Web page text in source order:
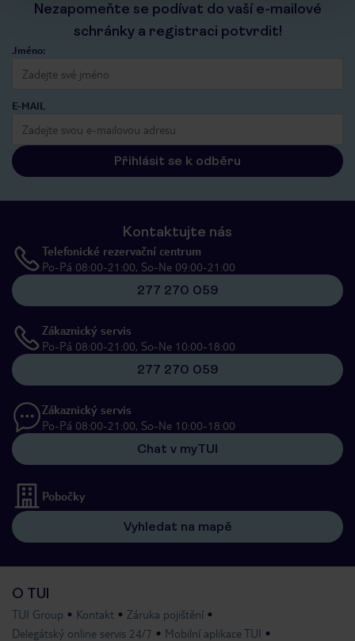
Nezapomeňte se podívat do vaší e-mailové
schránky a registraci potvrdit!
Jméno:
E-MAIL
Přihlásit se k odběru
Kontaktujte nás
Telefonické rezervační centrum
Po-Pá 08:00-21:00, So-Ne 09:00-21:00
277 270 059
Zákaznický servis
Po-Pá 08:00-21:00, So-Ne 10:00-18:00
277 270 059
Zákaznický servis
Po-Pá 08:00-21:00, So-Ne 10:00-18:00
Chat v myTUI
Pobočky
Vyhledat na mapě
O TUI
TUI Group Kontakt
Záruka pojištění
Delegátský online servis 24/7
Mobilní aplikace TUI